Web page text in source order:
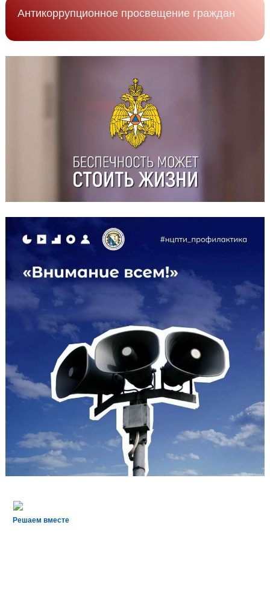
Антикоррупционное просвещение граждан
Решаем вместе